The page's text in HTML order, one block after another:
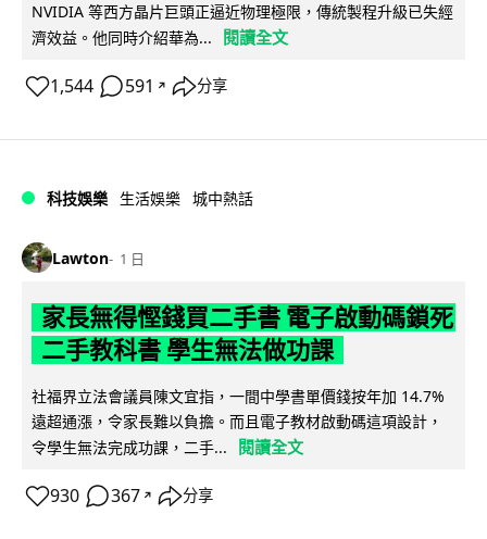
NVIDIA 等西方晶片巨頭正逼近物理極限，傳統製程升級已失經
濟效益。他同時介紹華為...
閱讀全文
1,544 591 ↗ 分享
科技娛樂 生活娛樂 城中熱話
Lawton 1 日
家長無得慳錢買二手書 電子啟動碼鎖死
二手教科書 學生無法做功課
社福界立法會議員陳文宜指，一間中學書單價錢按年加 14.7%
遠超通漲，令家長難以負擔。而且電子教材啟動碼這項設計，
令學生無法完成功課，二手...
閱讀全文
930 367 ↗ 分享